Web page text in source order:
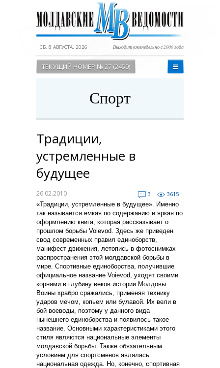
СБ, 8 АВГУСТА, 2026 Выходит еженедельно с 2000 года
ТЕКУЩИЙ НОМЕР № 27 (2450)
Спорт
Традиции,
устремленные в
будущее
26.02.2010 3
3615
«Традиции, устремленные в будущее». Именно
так называется емкая по содержанию и яркая по
оформлению книга, которая рассказывает о
прошлом борьбы Voievod. Здесь же приведен
свод современных правил единоборств,
манифест движения, летопись в фотоснимках
распространения этой молдавской борьбы в
мире. Спортивные единоборства, получившие
официальное название Voievod, уходят своими
корнями в глубину веков истории Молдовы.
Воины храбро сражались, применяя технику
ударов мечом, копьем или булавой. Их вели в
бой воеводы, поэтому у данного вида
нынешнего единоборства и появилось такое
название. Основными характеристиками этого
стиля являются национальные элементы
молдавской борьбы. Также обязательным
условием для спортсменов являлась
национальная одежда. Но, конечно, спортивная